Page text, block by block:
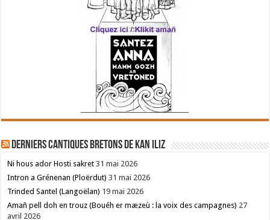
Derniers cantiques bretons de Kan Iliz
Ni hous ador Hosti sakret 31 mai 2026
Intron a Grénenan (Ploërdut) 31 mai 2026
Trinded Santel (Langoëlan) 19 mai 2026
Amañ pell doh en trouz (Bouéh er mæzeù : la voix des campagnes) 27
avril 2026